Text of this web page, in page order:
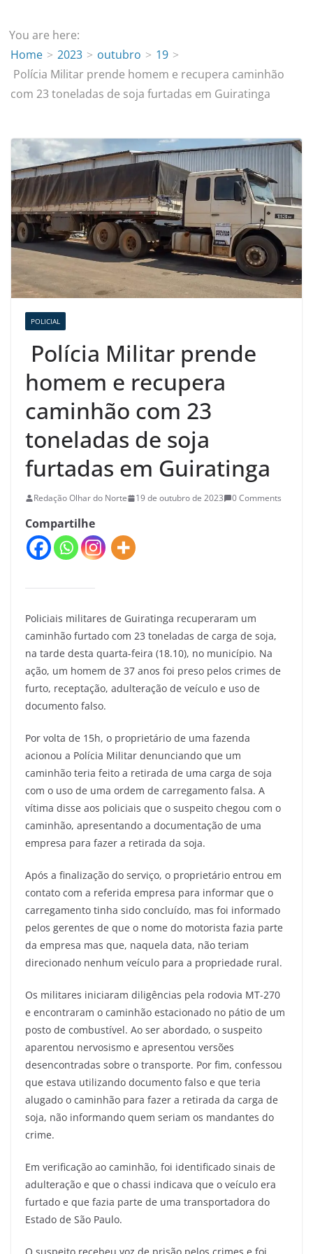
You are here:
Home
2023 outubro
19
Polícia Militar prende homem e recupera caminhão
com 23 toneladas de soja furtadas em Guiratinga
POLICIAL
Polícia Militar prende
homem e recupera
caminhão com 23
toneladas de soja
furtadas em Guiratinga
Redação Olhar do Norte 19 de outubro de 2023 0 Comments
Compartilhe
Policiais militares de Guiratinga recuperaram um
caminhão furtado com 23 toneladas de carga de soja,
na tarde desta quarta-feira (18.10), no município. Na
ação, um homem de 37 anos foi preso pelos crimes de
furto, receptação, adulteração de veículo e uso de
documento falso.
Por volta de 15h, o proprietário de uma fazenda
acionou a Polícia Militar denunciando que um
caminhão teria feito a retirada de uma carga de soja
com o uso de uma ordem de carregamento falsa. A
vítima disse aos policiais que o suspeito chegou com o
caminhão, apresentando a documentação de uma
empresa para fazer a retirada da soja.
Após a finalização do serviço, o proprietário entrou em
contato com a referida empresa para informar que o
carregamento tinha sido concluído, mas foi informado
pelos gerentes de que o nome do motorista fazia parte
da empresa mas que, naquela data, não teriam
direcionado nenhum veículo para a propriedade rural.
Os militares iniciaram diligências pela rodovia MT-270
e encontraram o caminhão estacionado no pátio de um
posto de combustível. Ao ser abordado, o suspeito
aparentou nervosismo e apresentou versões
desencontradas sobre o transporte. Por fim, confessou
que estava utilizando documento falso e que teria
alugado o caminhão para fazer a retirada da carga de
soja, não informando quem seriam os mandantes do
crime.
Em verificação ao caminhão, foi identificado sinais de
adulteração e que o chassi indicava que o veículo era
furtado e que fazia parte de uma transportadora do
Estado de São Paulo.